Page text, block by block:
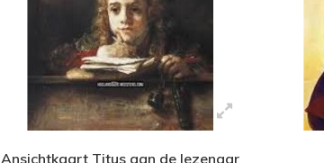
Ansichtkaart Titus aan de lezenaar